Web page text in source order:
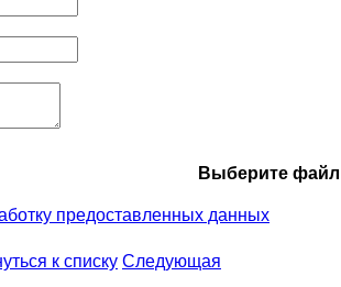
Выберите файл
предоставленных данных
к списку Следующая